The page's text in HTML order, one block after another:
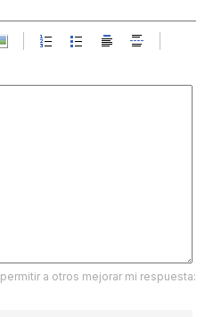
permitir a otros mejorar mi respuesta: